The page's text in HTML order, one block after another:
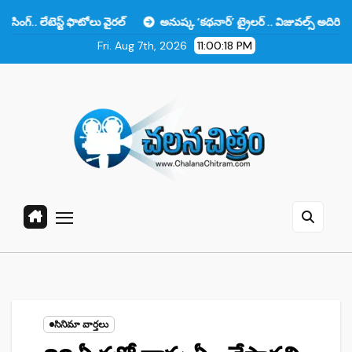
ఫొటోలు వైరల్
అనుష్క ‘కథనార్’ ట్రైలర్ .. విజువల్స్ అదిరిపోయాయి కానీ
Fri. Aug 7th, 2026
11:00:19 PM
సినిమా వార్తలు